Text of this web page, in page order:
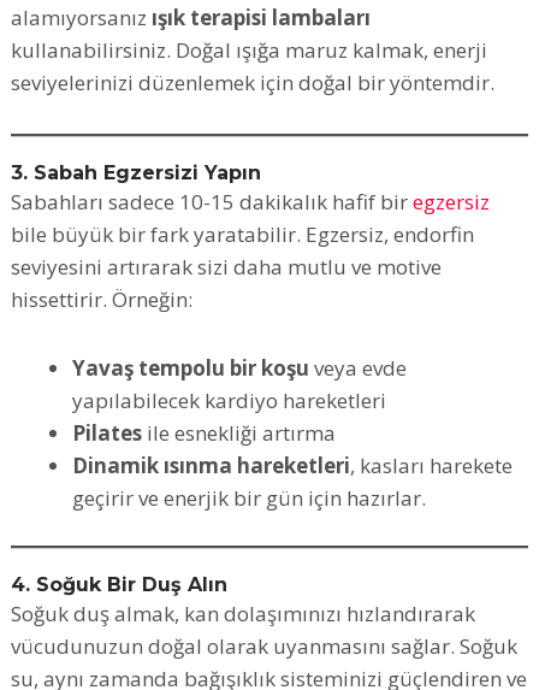
alamıyorsanız ışık terapisi lambaları
kullanabilirsiniz. Doğal ışığa maruz kalmak, enerji
seviyelerinizi düzenlemek için doğal bir yöntemdir.
3. Sabah Egzersizi Yapın
Sabahları sadece 10-15 dakikalık hafif biregzersiz
bile büyük bir fark yaratabilir. Egzersiz, endorfin
seviyesini artırarak sizi daha mutlu ve motive
hissettirir. Örneğin:
Yavaş tempolu bir koşu veya evde
yapılabilecek kardiyo hareketleri
Pilates ile esnekliği artırma
Dinamik ısınma hareketleri, kasları harekete
geçirir ve enerjik bir gün için hazırlar.
4. Soğuk Bir Duş Alın
Soğuk duş almak, kan dolaşımınızı hızlandırarak
vücudunuzun doğal olarak uyanmasını sağlar. Soğuk
su, aynı zamanda bağışıklık sisteminizi güçlendiren ve